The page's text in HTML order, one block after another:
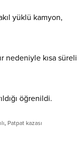
yüklü kamyon,
nedeniyle kısa süreli
öğrenildi.
, Patpat kazası